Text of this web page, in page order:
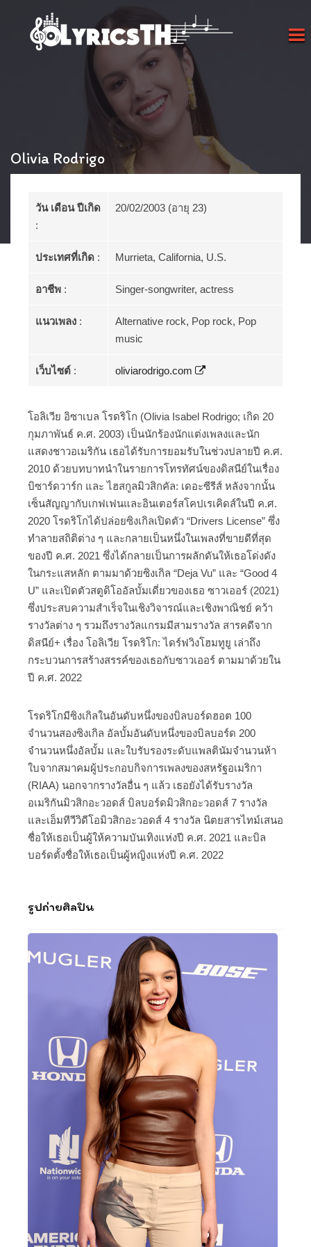
Olivia Rodrigo
วัน เดือน ปีเกิด
:
20/02/2003 (อายุ 23)
ประเทศที่เกิด : Murrieta, California, U.S.
อาชีพ : Singer-songwriter, actress
แนวเพลง :
Alternative rock, Pop rock, Pop
music
เว็บไซต์ : oliviarodrigo.com
โอลิเวีย อิซาเบล โรดริโก (Olivia Isabel Rodrigo; เกิด 20
กุมภาพันธ์ ค.ศ. 2003) เป็นนักร้องนักแต่งเพลงและนัก
แสดงชาวอเมริกัน เธอได้รับการยอมรับในช่วงปลายปี ค.ศ.
2010 ด้วยบทบาทนำในรายการโทรทัศน์ของดิสนีย์ในเรื่อง
บิซาร์ดวาร์ก และ ไฮสกูลมิวสิกคัล: เดอะซีรีส์ หลังจากนั้น
เซ็นสัญญากับเกฟเฟนและอินเตอร์สโคปเรเคิดส์ในปี ค.ศ.
2020 โรดริโกได้ปล่อยซิงเกิลเปิดตัว “Drivers License” ซึ่ง
ทำลายสถิติต่าง ๆ และกลายเป็นหนึ่งในเพลงที่ขายดีที่สุด
ของปี ค.ศ. 2021 ซึ่งได้กลายเป็นการผลักดันให้เธอโด่งดัง
ในกระแสหลัก ตามมาด้วยซิงเกิล “Deja Vu” และ “Good 4
U” และเปิดตัวสตูดิโออัลบั้มเดี่ยวของเธอ ซาวเออร์ (2021)
ซึ่งประสบความสำเร็จในเชิงวิจารณ์และเชิงพาณิชย์ คว้า
รางวัลต่าง ๆ รวมถึงรางวัลแกรมมีสามรางวัล สารคดีจาก
ดิสนีย์+ เรื่อง โอลิเวีย โรดริโก: ไดร์ฟวิงโฮมทูยู เล่าถึง
กระบวนการสร้างสรรค์ของเธอกับซาวเออร์ ตามมาด้วยใน
ปี ค.ศ. 2022
โรดริโกมีซิงเกิลในอันดับหนึ่งของบิลบอร์ดฮอต 100
จำนวนสองซิงเกิล อัลบั้มอันดับหนึ่งของบิลบอร์ด 200
จำนวนหนึ่งอัลบั้ม และใบรับรองระดับแพลตินัมจำนวนห้า
ใบจากสมาคมผู้ประกอบกิจการเพลงของสหรัฐอเมริกา
(RIAA) นอกจากรางวัลอื่น ๆ แล้ว เธอยังได้รับรางวัล
อเมริกันมิวสิกอะวอดส์ บิลบอร์ดมิวสิกอะวอดส์ 7 รางวัล
และเอ็มทีวีวิดีโอมิวสิกอะวอดส์ 4 รางวัล นิตยสารไทม์เสนอ
ชื่อให้เธอเป็นผู้ให้ความบันเทิงแห่งปี ค.ศ. 2021 และบิล
บอร์ดตั้งชื่อให้เธอเป็นผู้หญิงแห่งปี ค.ศ. 2022
รูปถ่ายศิลปิน